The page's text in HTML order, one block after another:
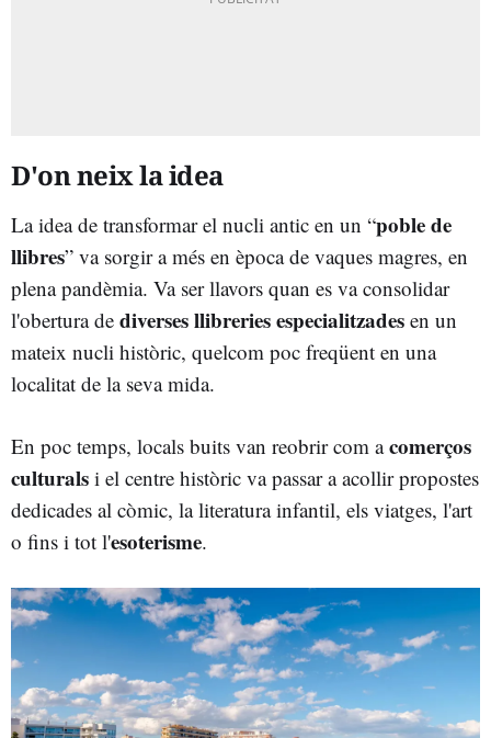
D'on neix la idea
La idea de transformar el nucli antic en un “poble de
llibres” va sorgir a més en època de vaques magres, en
plena pandèmia. Va ser llavors quan es va consolidar
l'obertura de diverses llibreries especialitzades en un
mateix nucli històric, quelcom poc freqüent en una
localitat de la seva mida.
En poc temps, locals buits van reobrir com acomerços
culturals i el centre històric va passar a acollir propostes
dedicades al còmic, la literatura infantil, els viatges, l'art
o fins i tot l'esoterisme.